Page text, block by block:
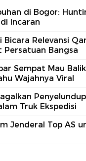
di Bogor:
Incaran
Bicara Relevansi
Persatuan Bangsa
Sempat Mau
Wajahnya Viral
Truk Ekspedisi
Jenderal Top AS